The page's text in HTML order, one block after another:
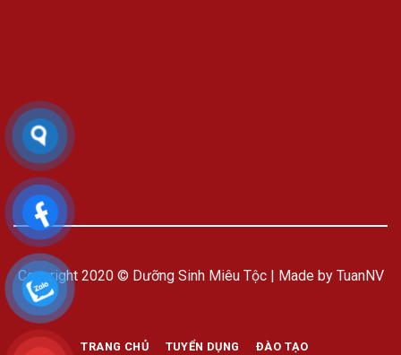
Copyright 2020 © Dưỡng Sinh Miêu Tộc | Made by TuanNV
TRANG CHỦ TUYỂN DỤNG ĐÀO TẠO